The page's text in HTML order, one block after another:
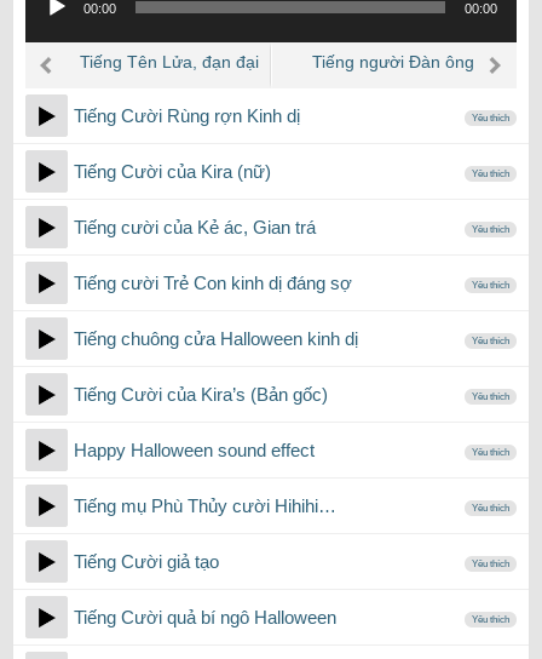
phát
âm
thanh
00:00 00:00
Tiếng Tên Lửa, đạn đại
Tranh
Tiếng người Đàn ông
Tiếng Cười Rùng rợn Kinh dị Yêu thích
Tiếng Cười của Kira (nữ) Yêu thích
Tiếng cười của Kẻ ác, Gian trá Yêu thích
Tiếng cười Trẻ Con kinh dị đáng sợ Yêu thích
Tiếng chuông cửa Halloween kinh dị Yêu thích
Tiếng Cười của Kira’s (Bản gốc) Yêu thích
Happy Halloween sound effect Yêu thích
Tiếng mụ Phù Thủy cười Hihihi… Yêu thích
Tiếng Cười giả tạo Yêu thích
Tiếng Cười quả bí ngô Halloween Yêu thích